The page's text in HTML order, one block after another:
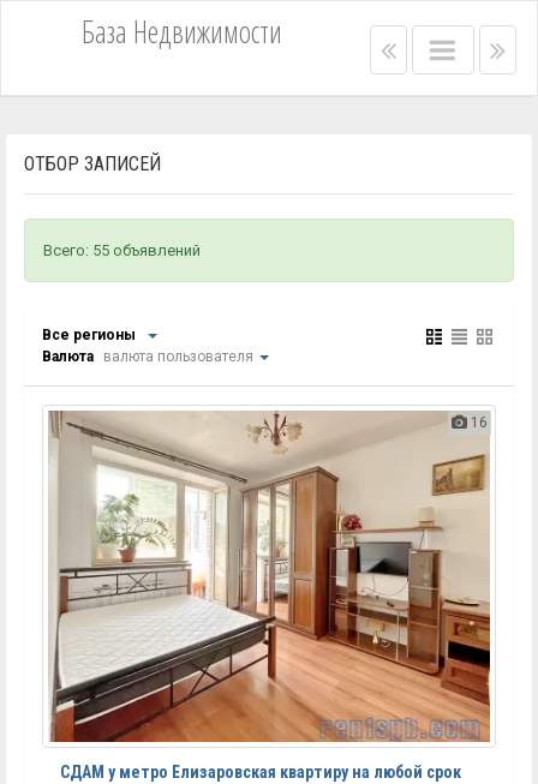
База Недвижимости Left
bar
Main
menu
Right
menu
bar
ОТБОР ЗАПИСЕЙ
Всего: 55 объявлений
Все регионы
Валюта
валюта пользователя
16
СДАМ у метро Елизаровская квартиру на любой срок